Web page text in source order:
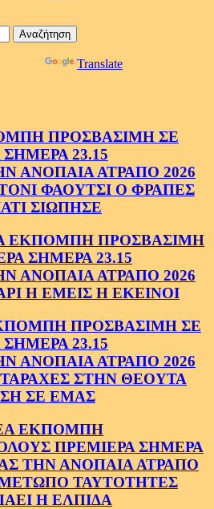
Translate
ΠΡΟΣΒΑΣΙΜΗ ΣΕ
23.15
ΑΝΟΠΑΙΑ ΑΤΡΑΠΟ 2026
ΦΑΟΥΤΣΙ Ο ΦΡΑΠΕΣ
ΣΙΩΠΗΣΕ
ΕΚΠΟΜΠΗ ΠΡΟΣΒΑΣΙΜΗ
ΣΗΜΕΡΑ 23.15
ΑΝΟΠΑΙΑ ΑΤΡΑΠΟ 2026
Η ΕΜΕΙΣ Η ΕΚΕΙΝΟΙ
ΠΡΟΣΒΑΣΙΜΗ ΣΕ
23.15
ΑΝΟΠΑΙΑ ΑΤΡΑΠΟ 2026
ΣΤΗΝ ΘΕΟΥΤΑ
ΣΕ ΕΜΑΣ
ΕΚΠΟΜΠΗ
ΠΡΕΜΙΕΡΑ ΣΗΜΕΡΑ
ΤΗΝ ΑΝΟΠΑΙΑ ΑΤΡΑΠΟ
ΤΑΥΤΟΤΗΤΕΣ
Η ΕΛΠΙΔΑ